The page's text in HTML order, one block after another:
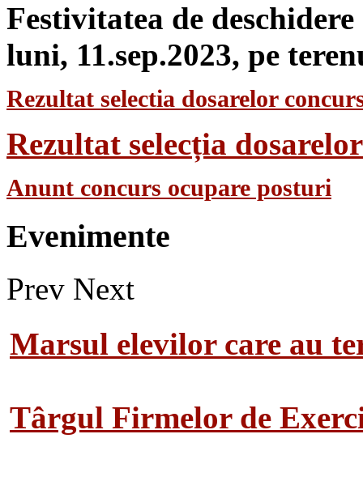
Festivitatea de
luni, 11.sep.2023, pe
Rezultat selectia dosarelor
Rezultat selecția
Anunt concurs ocupare posturi
Evenimente
Prev Next
Marsul elevilor care au
Târgul Firmelor de